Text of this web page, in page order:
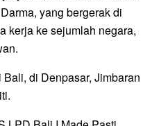
yang bergerak di
kerja ke sejumlah negara,
di Denpasar, Jimbaran